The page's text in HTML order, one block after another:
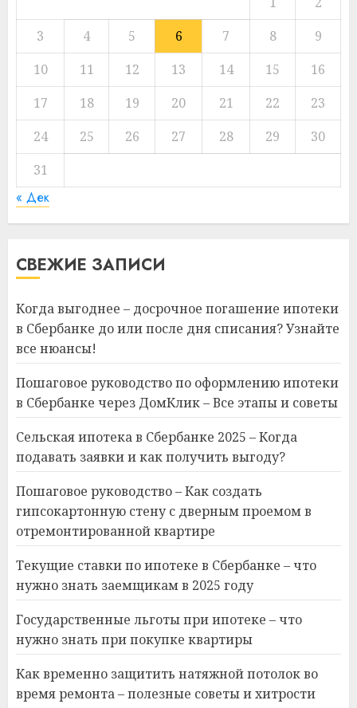
3
4 5 6 7 8
9
10
11 12 13 14 15
16
17
18 19 20 21 22
23
24
25 26 27 28 29
30
31
« Дек
СВЕЖИЕ ЗАПИСИ
Когда выгоднее – досрочное погашение ипотеки
в Сбербанке до или после дня списания? Узнайте
все нюансы!
Пошаговое руководство по оформлению ипотеки
в Сбербанке через ДомКлик – Все этапы и советы
Сельская ипотека в Сбербанке 2025 – Когда
подавать заявки и как получить выгоду?
Пошаговое руководство – Как создать
гипсокартонную стену с дверным проемом в
отремонтированной квартире
Текущие ставки по ипотеке в Сбербанке – что
нужно знать заемщикам в 2025 году
Государственные льготы при ипотеке – что
нужно знать при покупке квартиры
Как временно защитить натяжной потолок во
время ремонта – полезные советы и хитрости